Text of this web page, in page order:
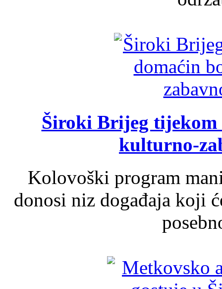
Široki Brijeg tijekom
kulturno-
Kolovoški program
donosi niz događaja koji